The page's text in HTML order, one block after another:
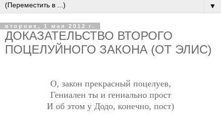
▼
вторник, 1 мая 2012 г.
ДОКАЗАТЕЛЬСТВО ВТОРОГО
ПОЦЕЛУЙНОГО ЗАКОНА (ОТ ЭЛИС)
О, закон прекрасный поцелуев,
Гениален ты и гениально прост
И об этом у Додо, конечно, пост)